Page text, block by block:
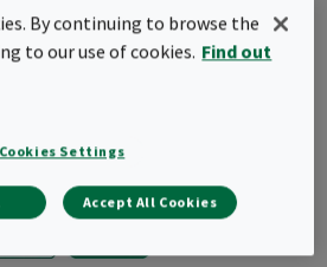
By continuing to browse the
to our use of cookies. Find out
Cookies Settings
Accept All Cookies